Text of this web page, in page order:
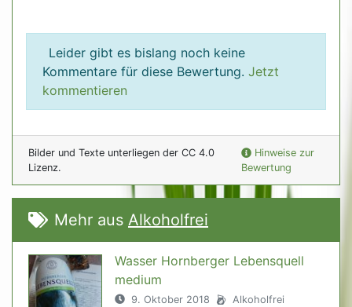
Leider gibt es bislang noch keine
Kommentare für diese Bewertung. Jetzt
kommentieren
Bilder und Texte unterliegen der CC 4.0
Lizenz.
Hinweise zur
Bewertung
Mehr aus Alkoholfrei
Wasser Hornberger Lebensquell
medium
9. Oktober 2018
Alkoholfrei